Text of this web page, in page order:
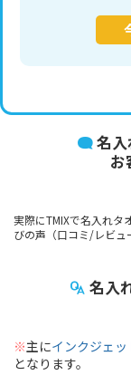
名
お
実際にTMIXで名入れタ
びの声（口コミ/レビュ
名入
※主にインクジェ
となります。